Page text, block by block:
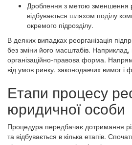
Дроблення з метою зменшення
відбувається шляхом поділу
окремого підрозділу.
В деяких випадках реорганізація
без зміни його масштабів.
організаційно-правова форма.
від умов ринку, законодавчих вимог і
Етапи процесу
юридичної особи
Процедура передбачає дотримання
та відбувається в кілька етапів.